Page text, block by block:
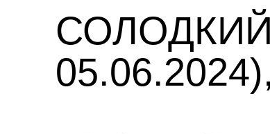
СОЛОДКИЙ